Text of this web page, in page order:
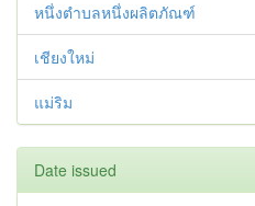
หนึ่งตำบลหนึ่งผลิตภัณฑ์
เชียงใหม่
แม่ริม
Date issued